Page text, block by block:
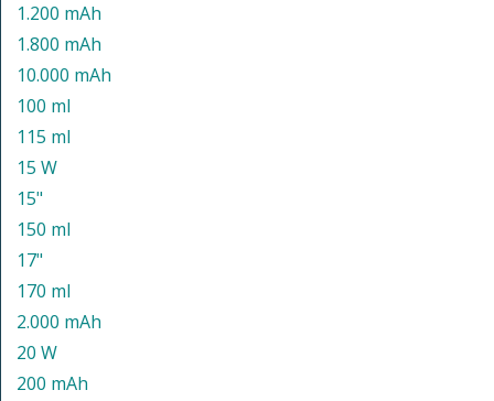
1.200 mAh
1.800 mAh
10.000 mAh
100 ml
115 ml
15 W
15"
150 ml
17"
170 ml
2.000 mAh
20 W
200 mAh